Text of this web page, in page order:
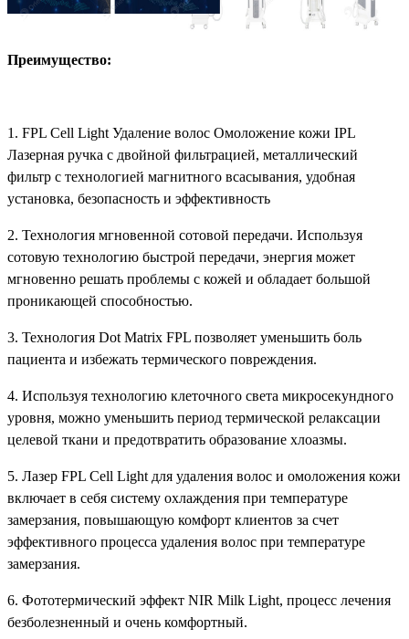
Преимущество:
1. FPL Cell Light Удаление волос Омоложение кожи IPL
Лазерная ручка с двойной фильтрацией, металлический
фильтр с технологией магнитного всасывания, удобная
установка, безопасность и эффективность
2. Технология мгновенной сотовой передачи. Используя
сотовую технологию быстрой передачи, энергия может
мгновенно решать проблемы с кожей и обладает большой
проникающей способностью.
3. Технология Dot Matrix FPL позволяет уменьшить боль
пациента и избежать термического повреждения.
4. Используя технологию клеточного света микросекундного
уровня, можно уменьшить период термической релаксации
целевой ткани и предотвратить образование хлоазмы.
5. Лазер FPL Cell Light для удаления волос и омоложения кожи
включает в себя систему охлаждения при температуре
замерзания, повышающую комфорт клиентов за счет
эффективного процесса удаления волос при температуре
замерзания.
6. Фототермический эффект NIR Milk Light, процесс лечения
безболезненный и очень комфортный.